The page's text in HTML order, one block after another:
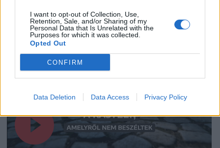
I want to opt-out of Collection, Use,
Retention, Sale, and/or Sharing of my
Personal Data that Is Unrelated with the
Purposes for which it was collected.
Opted Out
CONFIRM
Data Deletion Data Access Privacy Policy
Teleki-kastély történetében